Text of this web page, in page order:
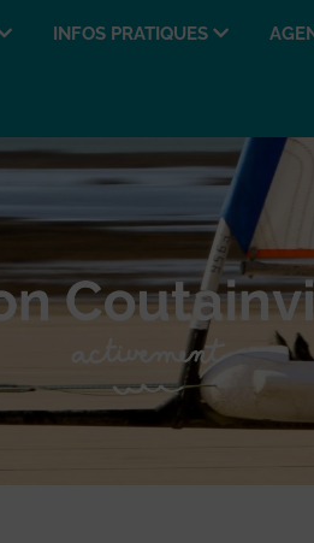
INFOS PRATIQUES